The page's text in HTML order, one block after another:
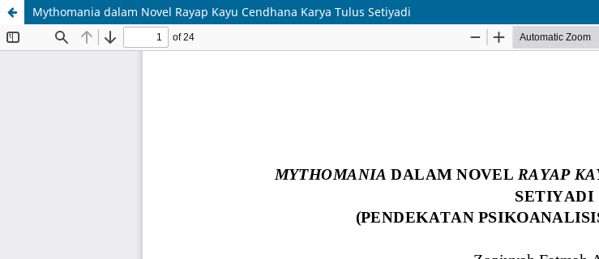
Mythomania dalam Novel Rayap Kayu Cendhana Karya Tulus Setiyadi